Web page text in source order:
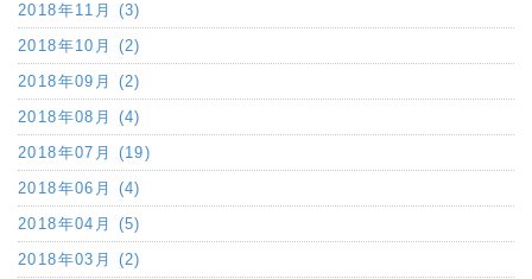
2018年11月 (3)
2018年10月 (2)
2018年09月 (2)
2018年08月 (4)
2018年07月 (19)
2018年06月 (4)
2018年04月 (5)
2018年03月 (2)